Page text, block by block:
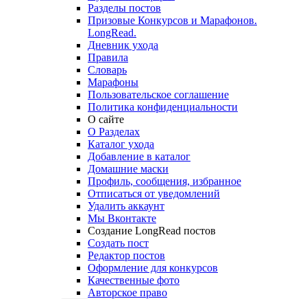
Разделы постов
Призовые Конкурсов и Марафонов.
LongRead.
Дневник ухода
Правила
Словарь
Марафоны
Пользовательское соглашение
Политика конфиденциальности
О сайте
О Разделах
Каталог ухода
Добавление в каталог
Домашние маски
Профиль, сообщения, избранное
Отписаться от уведомлений
Удалить аккаунт
Мы Вконтакте
Создание LongRead постов
Создать пост
Редактор постов
Оформление для конкурсов
Качественные фото
Авторское право